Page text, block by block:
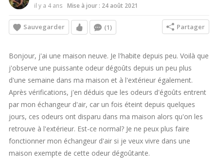
il y a 4 ans Mise à jour : 24 août 2021
Sauvegarder (1) Partager
Bonjour, j'ai une maison neuve. Je l'habite depuis peu. Voilà que
j'observe une puissante odeur dégoûts depuis un peu plus
d'une semaine dans ma maison et à l'extérieur également.
Après vérifications, j'en déduis que les odeurs d'égoûts entrent
par mon échangeur d'air, car un fois éteint depuis quelques
jours, ces odeurs ont disparu dans ma maison alors qu'on les
retrouve à l'extérieur. Est-ce normal? Je ne peux plus faire
fonctionner mon échangeur d'air si je veux vivre dans une
maison exempte de cette odeur dégoûtante.